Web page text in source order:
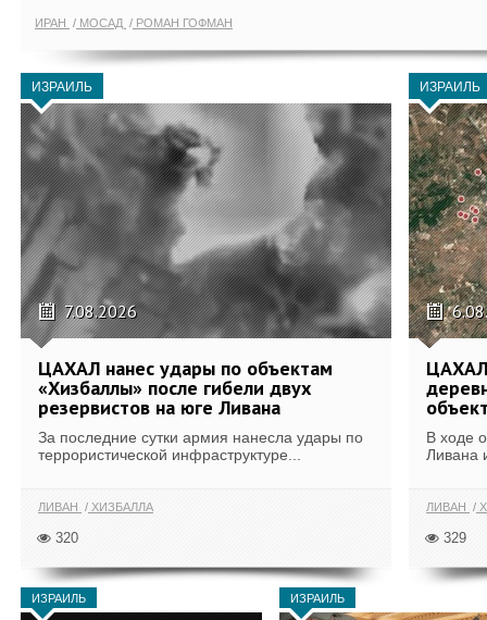
ИРАН МОСАД РОМАН ГОФМАН
ИЗРАИЛЬ
7.08.2026
ЦАХАЛ нанес удары по объектам
«Хизбаллы» после гибели двух
резервистов на юге Ливана
За последние сутки армия нанесла удары по
террористической инфраструктуре...
ЛИВАН ХИЗБАЛЛА
320
ИЗРАИЛЬ
В ходе
Ливана
ЛИВАН
329
ИЗРАИЛЬ ИЗРАИЛЬ